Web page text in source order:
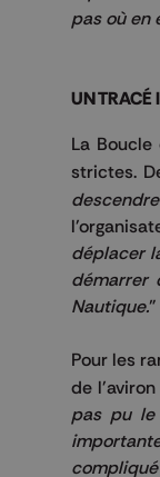
pas où en
UN TRACÉ
La Boucle
strictes.
déplacer
démarrer
Nautique."
Pour les
de
pas pu le